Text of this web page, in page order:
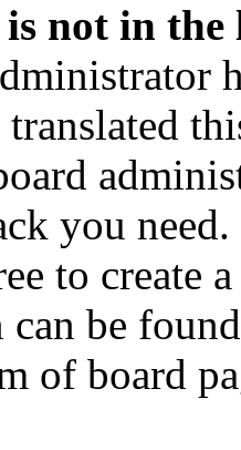
not in the
translated
you
to create
be
of board